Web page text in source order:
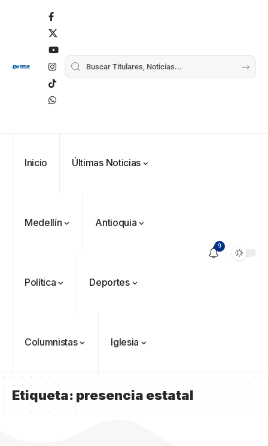
Inicio Últimas Noticias
Medellín Antioquia
Política Deportes
Columnistas Iglesia
9
Etiqueta:presencia estatal